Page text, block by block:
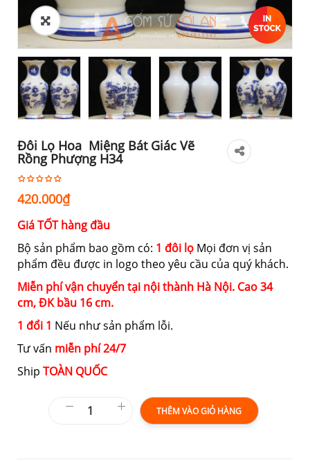
Đôi Lọ Hoa Miệng Bát Giác Vẽ
Rồng Phượng H34
420.000₫
Giá TỐT hàng đầu
Bộ sản phẩm bao gồm có: 1 đôi lọ Mọi đơn vị sản
phẩm đều được in logo theo yêu cầu của quý khách.
Miễn phí vận chuyển tại nội thành Hà Nội. Cao34
cm,ĐK bầu 16 cm.
1 đổi 1 Nếu như sản phẩm lỗi.
Tư vấn miễn phí 24/7
Ship TOÀN QUỐC
THÊM VÀO GIỎ HÀNG